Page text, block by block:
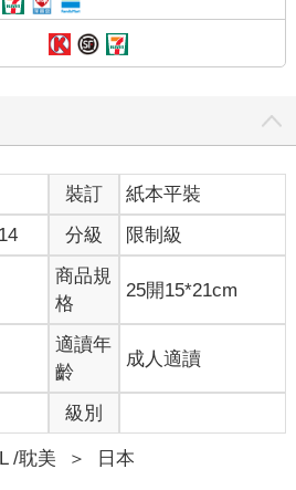
裝訂
紙本平裝
分級 限制級
商品規
格
25開15*21cm
適讀年
齡
成人適讀
級別
/耽美 ＞ 日本